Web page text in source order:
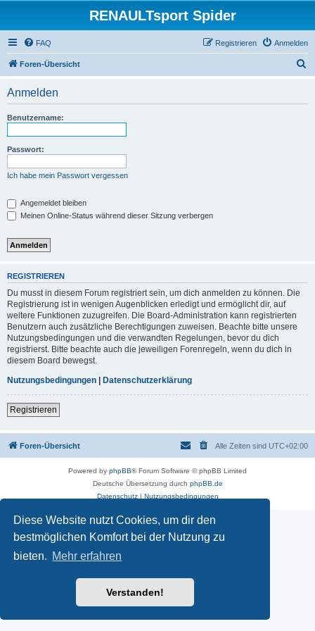
Diese Website nutzt Cookies, um dir den
bestmöglichen Komfort bei der Nutzung zu
bieten. Mehr erfahren
Verstanden!
RENAULTsport Spider
FAQ Anmelden
Registrieren
Foren-Übersicht
Anmelden
Benutzername:
Passwort:
Ich habe mein Passwort vergessen
Angemeldet bleiben
Meinen Online-Status während dieser Sitzung verbergen
REGISTRIEREN
Du musst in diesem Forum registriert sein, um dich anmelden zu können. Die
Registrierung ist in wenigen Augenblicken erledigt und ermöglicht dir, auf
weitere Funktionen zuzugreifen. Die Board-Administration kann registrierten
Benutzern auch zusätzliche Berechtigungen zuweisen. Beachte bitte unsere
Nutzungsbedingungen und die verwandten Regelungen, bevor du dich
registrierst. Bitte beachte auch die jeweiligen Forenregeln, wenn du dich in
diesem Board bewegst.
Nutzungsbedingungen | Datenschutzerklärung
Registrieren
Foren-Übersicht Alle Zeiten sind UTC+02:00
Powered by phpBB® Forum Software © phpBB Limited
Deutsche Übersetzung durch phpBB.de
Datenschutz| Nutzungsbedingungen